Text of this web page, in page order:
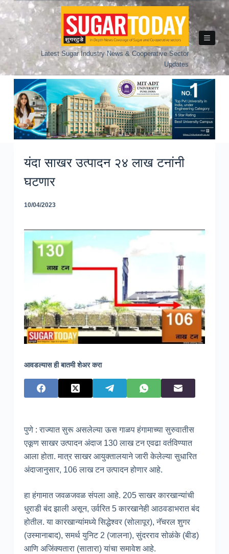
Skip
to
Latest Sugar Industry News & Cooperative Sector
Updates
यंदा साखर उत्पादन २४ लाख टनांनी
घटणार
10/04/2023
आवडल्यास ही बातमी शेअर करा
पुणे : राज्यात सुरू असलेल्या ऊस गाळप हंगामाच्या सुरुवातीस
एकूण साखर उत्पादन अंदाज 130 लाख टन एवढा वर्तविण्यात
आला होता. मात्र साखर आयुक्तालयाने जारी केलेल्या सुधारित
अंदाजानुसार, 106 लाख टन उत्पादन होणार आहे.
हा हंगामात जवळजवळ संपला आहे. 205 साखर कारखान्यांची
धुराडी बंद झाली असून, उर्वरित 5 कारखानेही आठवडाभरात बंद
होतील. या कारखान्यांमध्ये सिद्धेश्वर (सोलापूर), नॅचरल शुगर
(उस्मानाबाद), समर्थ युनिट 2 (जालना), सुंदरराव सोळंके (बीड)
आणि अजिंक्यतारा (सातारा) यांचा समावेश आहे.